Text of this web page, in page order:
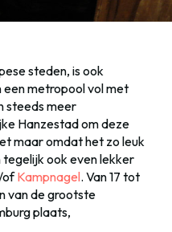
steden, is ook
een metropool vol met
steeds meer
Hanzestad om deze
maar omdat het zo leuk
tegelijk ook even lekker
ofKampnagel. Van 17 tot
van de grootste
plaats,